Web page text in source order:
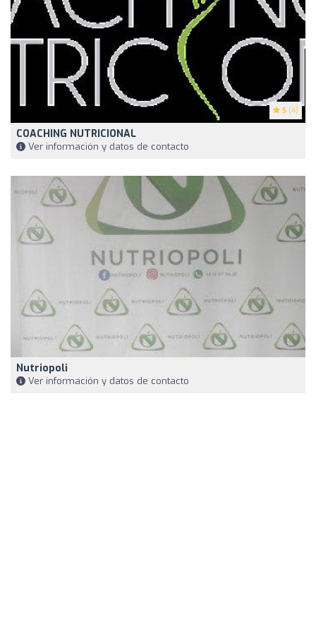
5 (4)
COACHING NUTRICIONAL
Ver información y datos de contacto
Nutriopoli
Ver información y datos de contacto